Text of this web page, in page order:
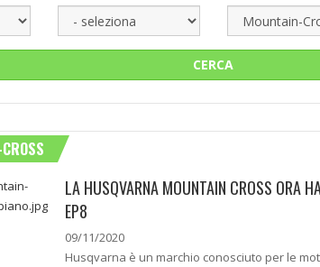
CERCA
LA HUSQVARNA MOUNTAIN CROSS ORA
EP8
09/11/2020
Husqvarna è un marchio conosciuto per le